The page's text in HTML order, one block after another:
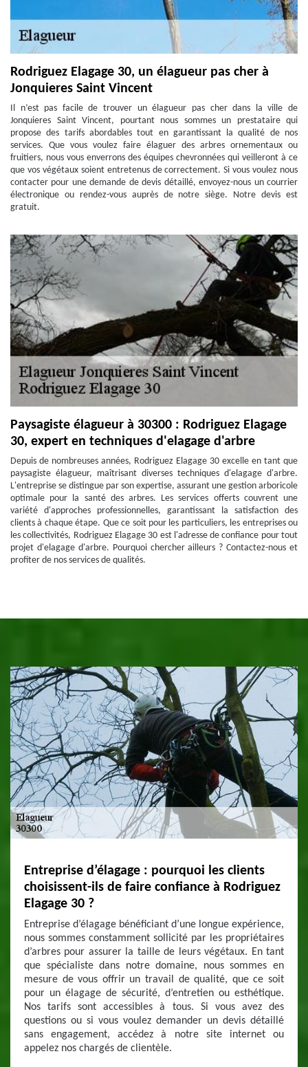
Rodriguez Elagage 30, un élagueur pas cher à
Jonquieres Saint Vincent
Il n’est pas facile de trouver un élagueur pas cher dans la ville de
Jonquieres Saint Vincent, pourtant nous sommes un prestataire qui
propose des tarifs abordables tout en garantissant la qualité de nos
services. Que vous voulez faire élaguer des arbres ornementaux ou
fruitiers, nous vous enverrons des équipes chevronnées qui veilleront à ce
que vos végétaux soient entretenus de correctement. Si vous voulez nous
contacter pour une demande de devis détaillé, envoyez-nous un courrier
électronique ou rendez-vous auprès de notre siège. Notre devis est
gratuit.
Paysagiste élagueur à 30300 : Rodriguez Elagage
30, expert en techniques d'elagage d'arbre
Depuis de nombreuses années, Rodriguez Elagage 30 excelle en tant que
paysagiste élagueur, maîtrisant diverses techniques d'elagage d'arbre.
L'entreprise se distingue par son expertise, assurant une gestion arboricole
optimale pour la santé des arbres. Les services offerts couvrent une
variété d'approches professionnelles, garantissant la satisfaction des
clients à chaque étape. Que ce soit pour les particuliers, les entreprises ou
les collectivités, Rodriguez Elagage 30 est l'adresse de confiance pour tout
projet d'elagage d'arbre. Pourquoi chercher ailleurs ? Contactez-nous et
profiter de nos services de qualités.
Entreprise d’élagage : pourquoi les clients
choisissent-ils de faire confiance à Rodriguez
Elagage 30 ?
Entreprise d’élagage bénéficiant d’une longue expérience,
nous sommes constamment sollicité par les propriétaires
d’arbres pour assurer la taille de leurs végétaux. En tant
que spécialiste dans notre domaine, nous sommes en
mesure de vous offrir un travail de qualité, que ce soit
pour un élagage de sécurité, d’entretien ou esthétique.
Nos tarifs sont accessibles à tous. Si vous avez des
questions ou si vous voulez demander un devis détaillé
sans engagement, accédez à notre site internet ou
appelez nos chargés de clientèle.